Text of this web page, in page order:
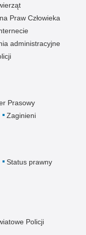
Praw Człowieka
administracyjne
Prasowy
Zaginieni
Status prawny
Policji